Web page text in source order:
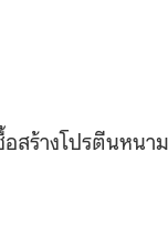
ร้างโปรตีนหน